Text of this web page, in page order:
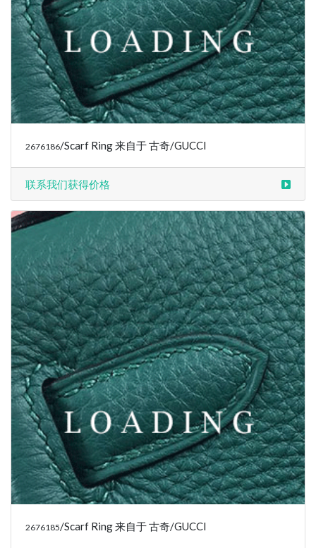
2676186/Scarf Ring 来自于 古奇/GUCCI
联系我们获得价格
2676185/Scarf Ring 来自于 古奇/GUCCI